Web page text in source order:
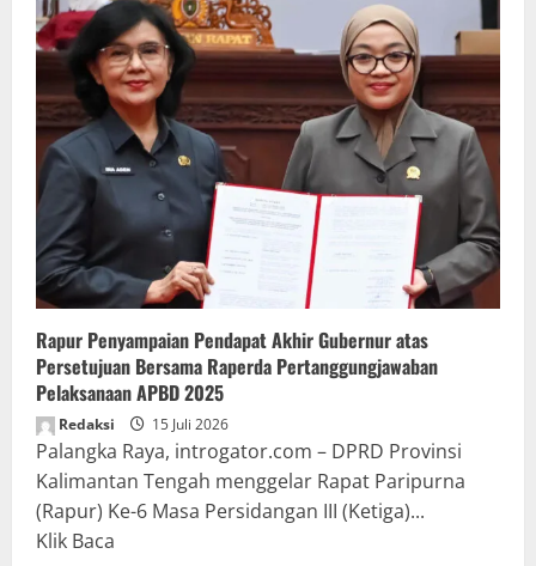
Rapur Penyampaian Pendapat Akhir Gubernur atas
Persetujuan Bersama Raperda Pertanggungjawaban
Pelaksanaan APBD 2025
Redaksi 15 Juli 2026
Palangka Raya, introgator.com – DPRD Provinsi
Kalimantan Tengah menggelar Rapat Paripurna
(Rapur) Ke-6 Masa Persidangan III (Ketiga)...
Klik Baca